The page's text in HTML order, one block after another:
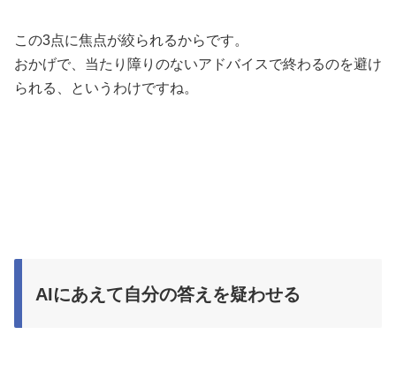
この3点に焦点が絞られるからです。
おかげで、当たり障りのないアドバイスで終わるのを避け
られる、というわけですね。
AIにあえて自分の答えを疑わせる